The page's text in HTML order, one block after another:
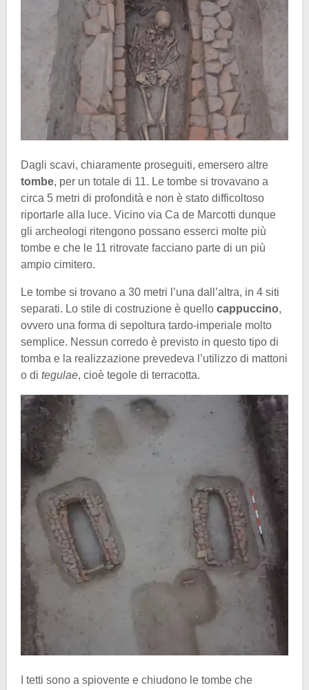
Dagli scavi, chiaramente proseguiti, emersero altre
tombe, per un totale di 11. Le tombe si trovavano a
circa 5 metri di profondità e non è stato difficoltoso
riportarle alla luce. Vicino via Ca de Marcotti dunque
gli archeologi ritengono possano esserci molte più
tombe e che le 11 ritrovate facciano parte di un più
ampio cimitero.
Le tombe si trovano a 30 metri l’una dall’altra, in 4 siti
separati. Lo stile di costruzione è quello cappuccino,
ovvero una forma di sepoltura tardo-imperiale molto
semplice. Nessun corredo è previsto in questo tipo di
tomba e la realizzazione prevedeva l’utilizzo di mattoni
o di tegulae, cioè tegole di terracotta.
I tetti sono a spiovente e chiudono le tombe che